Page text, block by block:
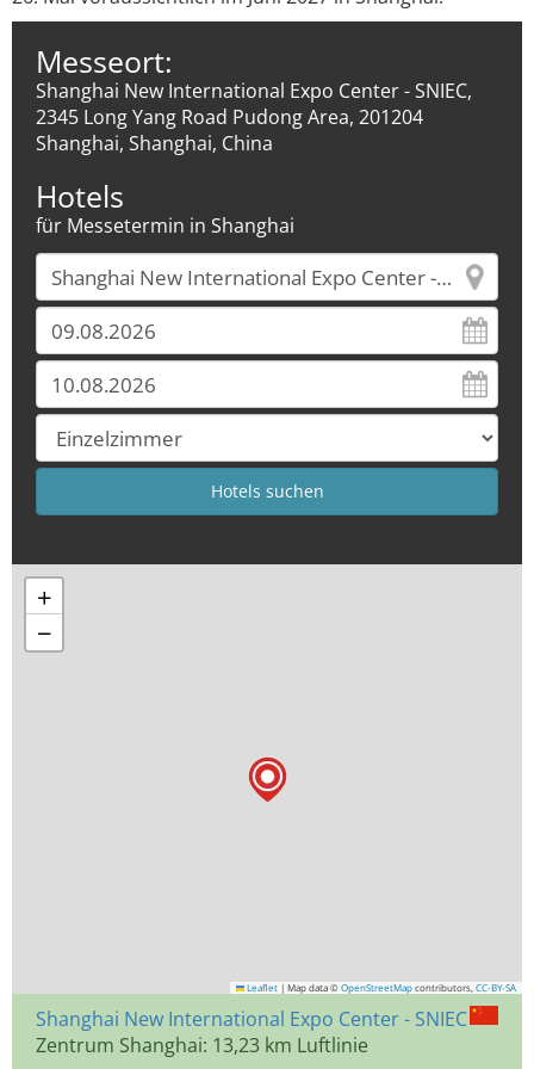
Messeort:
Shanghai New International Expo Center - SNIEC,
2345 Long Yang Road Pudong Area, 201204
Shanghai, Shanghai, China
Hotels
für Messetermin in Shanghai
+
−
Leaflet | Map data © OpenStreetMap contributors, CC-BY-SA
Shanghai New International Expo Center - SNIEC
Zentrum Shanghai: 13,23 km Luftlinie